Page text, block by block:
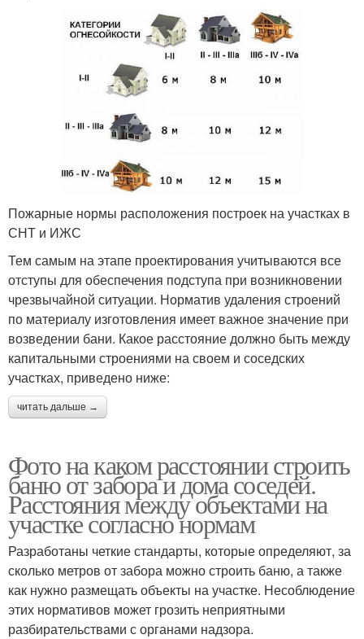
Пожарные нормы расположения построек на участках в
СНТ и ИЖС
Тем самым на этапе проектирования учитываются все
отступы для обеспечения подступа при возникновении
чрезвычайной ситуации. Норматив удаления строений
по материалу изготовления имеет важное значение при
возведении бани. Какое расстояние должно быть между
капитальными строениями на своем и соседских
участках, приведено ниже:
читать дальше →
Фото на каком расстоянии строить
баню от забора и дома соседей.
Расстояния между объектами на
участке согласно нормам
Разработаны четкие стандарты, которые определяют, за
сколько метров от забора можно строить баню, а также
как нужно размещать объекты на участке. Несоблюдение
этих нормативов может грозить неприятными
разбирательствами с органами надзора.